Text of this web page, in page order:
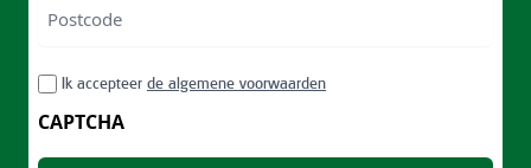
/
Postal
RGPDIk accepteer de algemene voorwaarden
CAPTCHA